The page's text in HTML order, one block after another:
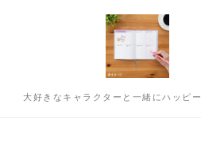
大好きなキャラクターと一緒にハッピ